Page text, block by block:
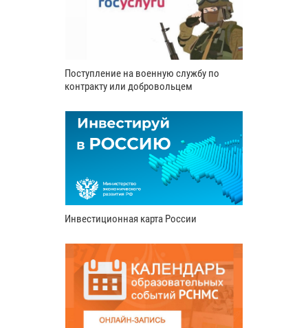
Поступление на военную службу по
контракту или добровольцем
Инвестиционная карта России